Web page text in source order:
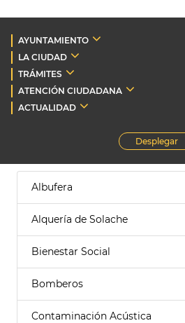
AYUNTAMIENTO
LA CIUDAD
TRÁMITES
ATENCIÓN CIUDADANA
ACTUALIDAD
Desplegar
Albufera
Alquería de Solache
Bienestar Social
Bomberos
Contaminación Acústica